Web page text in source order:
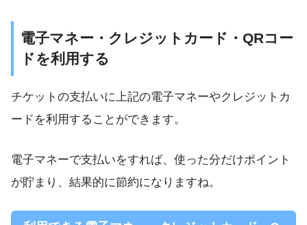
電子マネー・クレジットカード・QRコー
ドを利用する
チケットの支払いに上記の電子マネーやクレジットカ
ードを利用することができます。
電子マネーで支払いをすれば、使った分だけポイント
が貯まり、結果的に節約になりますね。